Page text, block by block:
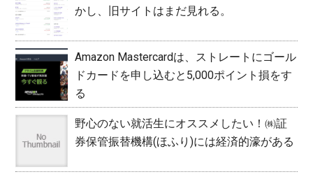
かし、旧サイトはまだ見れる。
Amazon Mastercardは、ストレートにゴール
ドカードを申し込むと5,000ポイント損をす
る
野心のない就活生にオススメしたい！㈱証
券保管振替機構(ほふり)には経済的濠がある